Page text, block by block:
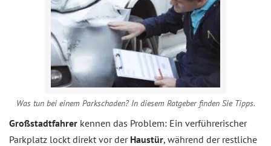
Was tun bei einem Parkschaden? In diesem Ratgeber finden Sie Tipps.
Großstadtfahrer kennen das Problem: Ein verführerischer
Parkplatz lockt direkt vor der Haustür, während der restliche